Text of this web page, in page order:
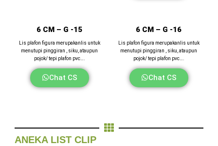
6 CM – G -15
Lis plafon figura merupakanlis untuk
menutupi pinggiran , siku, ataupun
pojok/ tepi plafon pvc….
Chat CS
6 CM – G -16
Lis plafon figura merupakanlis untuk
menutupi pinggiran , siku, ataupun
pojok/ tepi plafon pvc….
Chat CS
ANEKA LIST CLIP